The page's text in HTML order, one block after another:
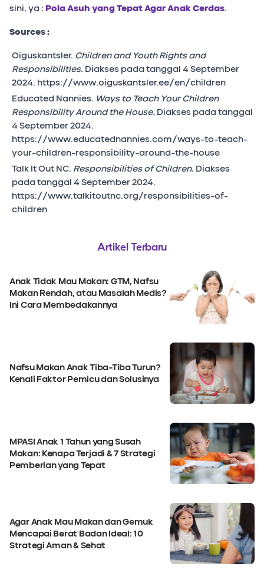
sini, ya : Pola Asuh yang Tepat Agar Anak Cerdas.
Sources :
Oiguskantsler. Children and Youth Rights and
Responsibilities. Diakses pada tanggal 4 September
2024. https://www.oiguskantsler.ee/en/children
Educated Nannies. Ways to Teach Your Children
Responsibility Around the House. Diakses pada tanggal
4 September 2024.
https://www.educatednannies.com/ways-to-teach-
your-children-responsibility-around-the-house
Talk It Out NC. Responsibilities of Children. Diakses
pada tanggal 4 September 2024.
https://www.talkitoutnc.org/responsibilities-of-
children
Artikel Terbaru
Anak Tidak Mau Makan: GTM, Nafsu
Makan Rendah, atau Masalah Medis?
Ini Cara Membedakannya
Nafsu Makan Anak Tiba-Tiba Turun?
Kenali Faktor Pemicu dan Solusinya
MPASI Anak 1 Tahun yang Susah
Makan: Kenapa Terjadi & 7 Strategi
Pemberian yang Tepat
Agar Anak Mau Makan dan Gemuk
Mencapai Berat Badan Ideal: 10
Strategi Aman & Sehat